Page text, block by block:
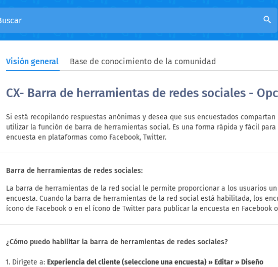
search
Visión general Base de conocimiento de la comunidad
CX- Barra de herramientas de redes sociales -
Si está recopilando respuestas anónimas y desea que sus encuestados
utilizar la función de barra de herramientas social. Es una forma rápida y fácil
encuesta en plataformas como Facebook, Twitter.
Barra de herramientas de redes sociales:
La barra de herramientas de la red social le permite proporcionar a los usuarios
encuesta. Cuando la barra de herramientas de la red social está habilitada, los
ícono de Facebook o en el ícono de Twitter para publicar la encuesta en Facebook
¿Cómo puedo habilitar la barra de herramientas de redes sociales?
Dirígete a: Experiencia del cliente (seleccione una encuesta) » Editar » Diseño